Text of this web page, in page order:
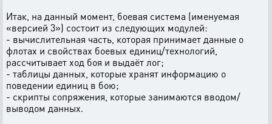
Итак, на данный момент, боевая система (именуемая
«версией 3») состоит из следующих модулей:
- вычислительная часть, которая принимает данные о
флотах и свойствах боевых единиц/технологий,
рассчитывает ход боя и выдаёт лог;
- таблицы данных, которые хранят информацию о
поведении единиц в бою;
- скрипты сопряжения, которые занимаются вводом/
выводом данных.